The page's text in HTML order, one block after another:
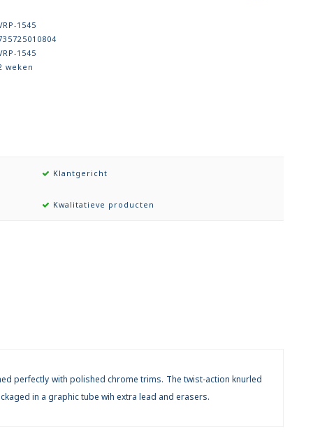
1545
1545
weken
Klantgericht
Kwalitatieve producten
perfectly with polished chrome trims. The twist-action knurled
in a graphic tube wih extra lead and erasers.